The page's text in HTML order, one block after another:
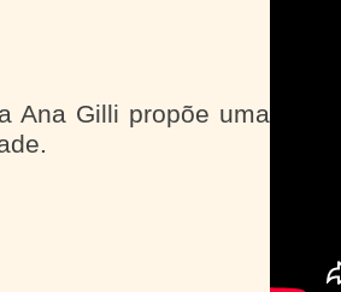
Ana Gilli propõe uma